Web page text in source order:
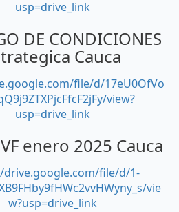
usp=drive_link
DE CONDICIONES
Cauca
file/d/17eU0OfVo
view?
usp=drive_link
enero 2025 Cauca
file/d/1-
vie
w?usp=drive_link